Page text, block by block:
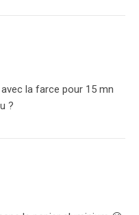
la farce pour 15 mn
?